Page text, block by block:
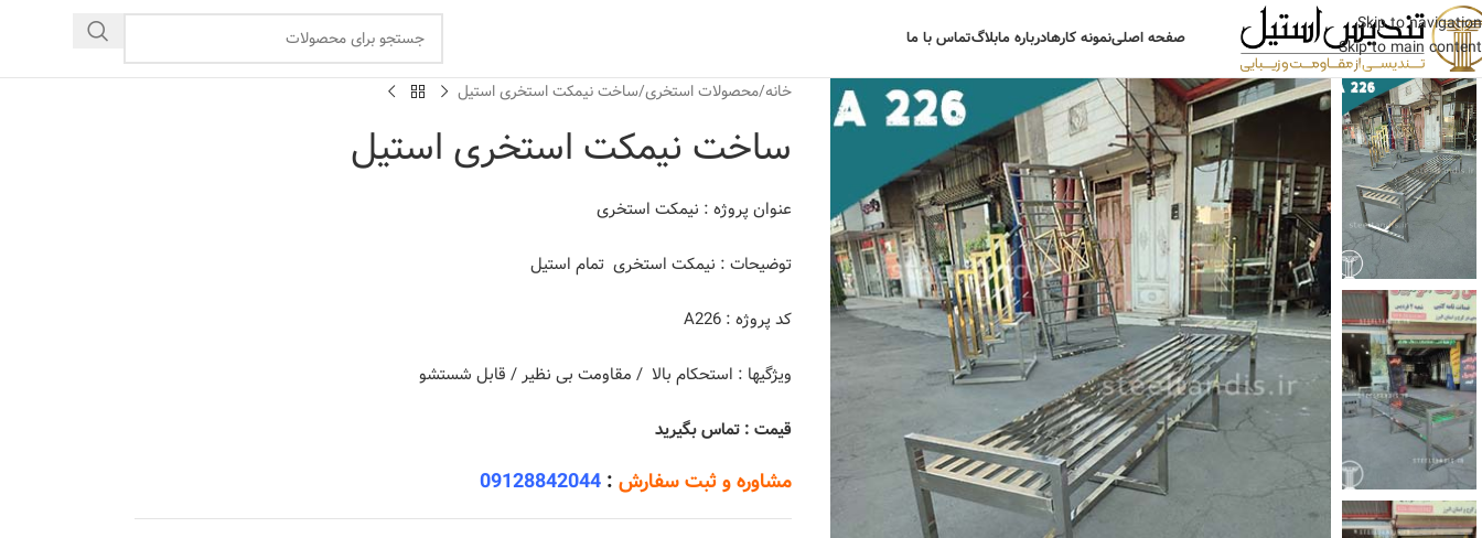
Skip to navigation
Skip to main content
صفحه اصلینمونه کارهادرباره مابلاگتماس با ما
خانه محصولات استخری ساخت نیمکت استخری استیل
ساخت نیمکت استخری استیل
عنوان پروژه : نیمکت استخری
توضیحات : نیمکت استخری تمام استیل
کد پروژه : A226
ویژگیها : استحکام بالا / مقاومت بی نظیر / قابل شستشو
قیمت : تماس بگیرید
مشاوره و ثبت سفارش:
09128842044